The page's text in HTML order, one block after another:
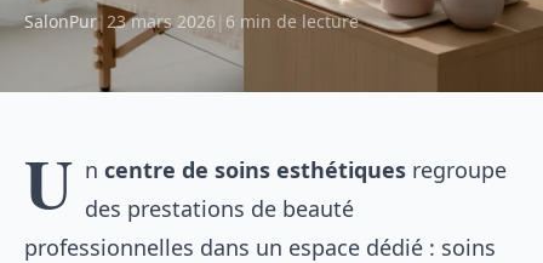
SalonPur|23 mars 2026 | 6 min de lecture
U n centre de soins esthétiquesregroupe
des prestations de beauté
professionnelles dans un espace dédié : soins